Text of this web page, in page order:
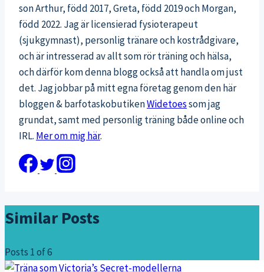
son Arthur, född 2017, Greta, född 2019 och Morgan,
född 2022. Jag är licensierad fysioterapeut
(sjukgymnast), personlig tränare och kostrådgivare,
och är intresserad av allt som rör träning och hälsa,
och därför kom denna blogg också att handla om just
det. Jag jobbar på mitt egna företag genom den här
bloggen & barfotaskobutikenWidetoessom jag
grundat, samt med personlig träning både online och
IRL. Mer om mig här.
Similar Posts
Posts 1of 6